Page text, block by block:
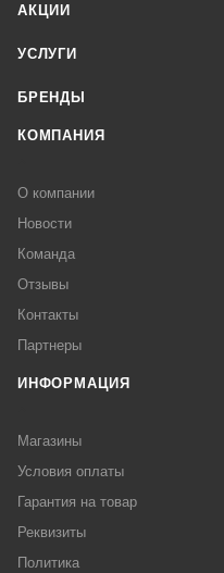
АКЦИИ
УСЛУГИ
БРЕНДЫ
КОМПАНИЯ
О компании
Новости
Команда
Отзывы
Контакты
Партнеры
ИНФОРМАЦИЯ
Магазины
Условия оплаты
Гарантия на товар
Реквизиты
Политика